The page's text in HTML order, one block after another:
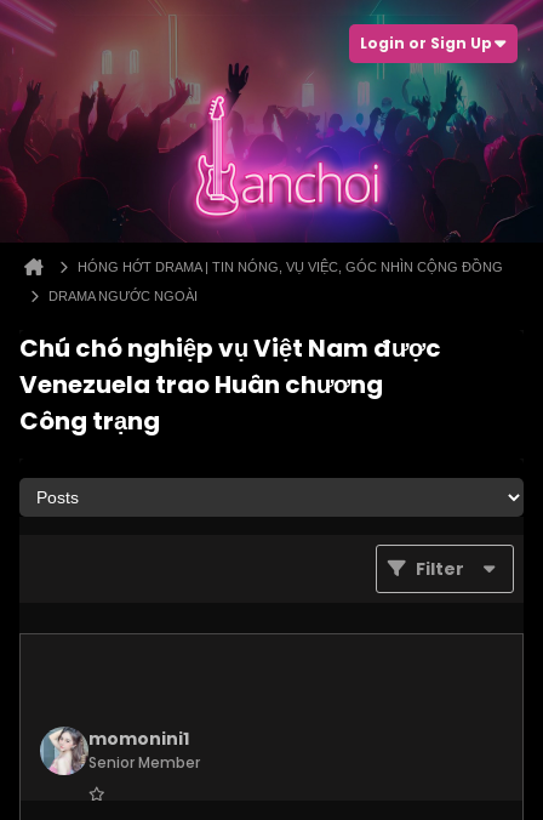
Login or Sign Up
HÓNG HỚT DRAMA | TIN NÓNG, VỤ VIỆC, GÓC NHÌN CỘNG ĐỒNG
DRAMA NGƯỚC NGOÀI
Chú chó nghiệp vụ Việt Nam được
Venezuela trao Huân chương
Công trạng
Filter
momonini1
Senior Member